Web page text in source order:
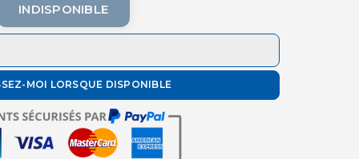
INDISPONIBLE
MOI LORSQUE DISPONIBLE